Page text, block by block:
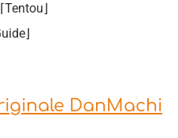
DanMachi